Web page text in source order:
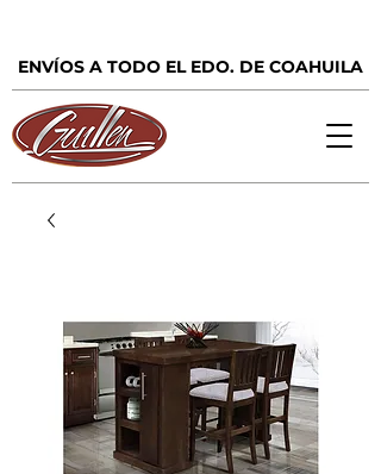
ENVÍOS A TODO EL EDO. DE COAHUILA